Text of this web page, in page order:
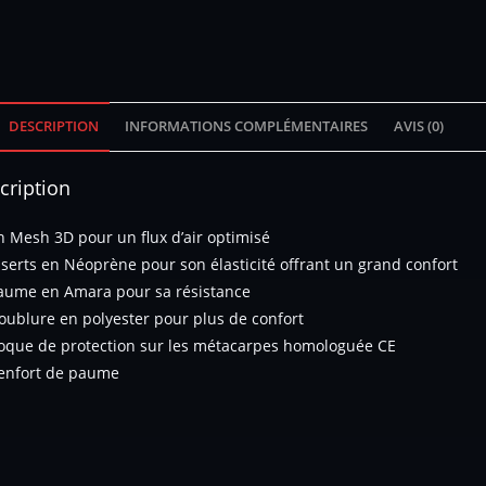
DESCRIPTION INFORMATIONS COMPLÉMENTAIRES AVIS (0)
Mesh 3D pour un flux d’air optimisé
en Néoprène pour son élasticité offrant un grand confort
en Amara pour sa résistance
en polyester pour plus de confort
de protection sur les métacarpes homologuée CE
de paume